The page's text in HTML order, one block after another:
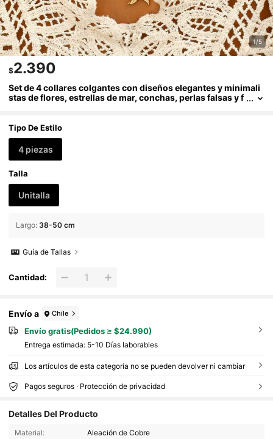
1/5
$2.390
Set de 4 collares colgantes con diseños elegantes y minimali
stas de flores, estrellas de mar, conchas, perlas falsas y f
Tipo De Estilo
4 piezas
Talla
Unitalla
Largo: 38-50 cm
Guía de Tallas
Cantidad:
Envío a Chile
Envío gratis(Pedidos ≥ $24.990)
Entrega estimada: 5-10 Días laborables
Los artículos de esta categoría no se pueden devolver ni cambiar
Pagos seguros · Protección de privacidad
Detalles Del Producto
Material: Aleación de Cobre